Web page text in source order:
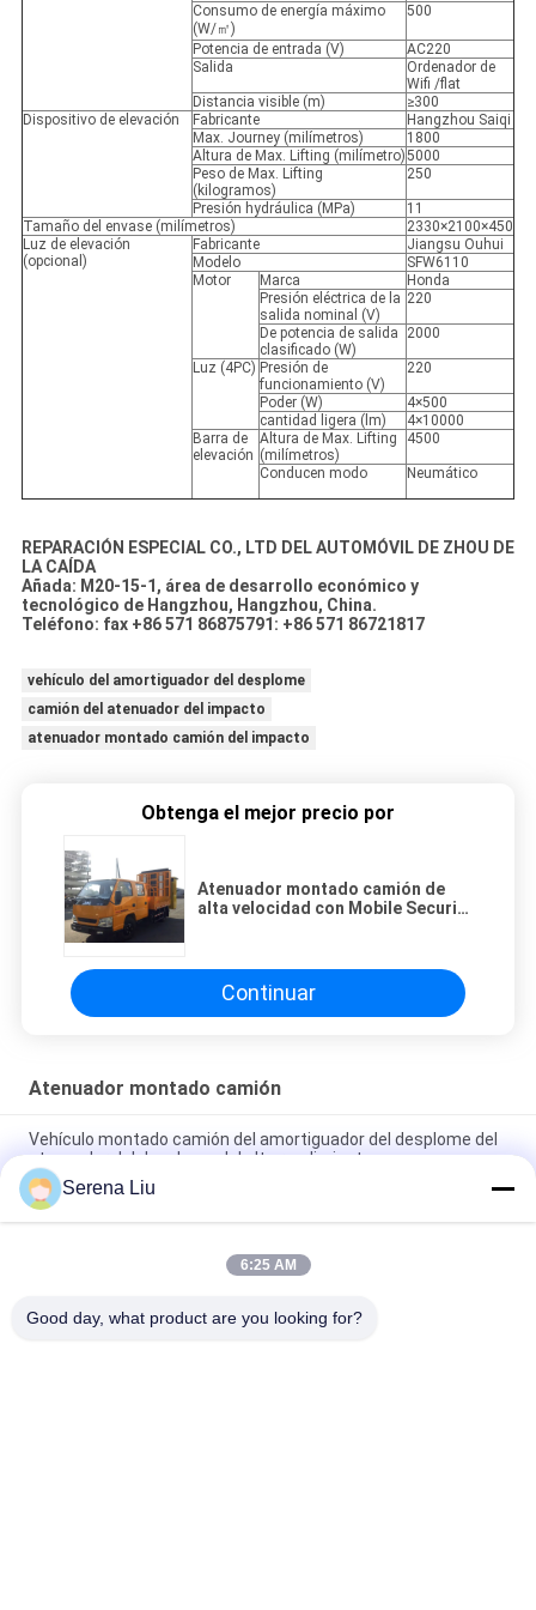
Consumo de energía máximo
(W/㎡)
500
Potencia de entrada (V)
AC220
Salida
Ordenador de
Wifi /flat
Distancia visible (m)
≥300
Dispositivo de elevación
Fabricante
Hangzhou Saiqi
Max. Journey (milímetros)
1800
Altura de Max. Lifting (milímetro)5000
Peso de Max. Lifting
(kilogramos)
250
Presión hydráulica (MPa)
11
Tamaño del envase (milímetros)
2330×2100×450
Luz de elevación
(opcional)
Fabricante
Jiangsu Ouhui
Modelo
SFW6110
Motor
Marca
Honda
Presión eléctrica de la
salida nominal (V)
220
De potencia de salida
clasificado (W)
2000
Luz (4PC) Presión de
funcionamiento (V)
220
Poder (W)
4×500
cantidad ligera (lm)
4×10000
Barra de
elevación
Altura de Max. Lifting
(milímetros)
4500
Conducen modo Neumático
REPARACIÓN ESPECIAL CO., LTD DEL AUTOMÓVIL DE ZHOU DE
LA CAÍDA
Añada: M20-15-1, área de desarrollo económico y
tecnológico de Hangzhou, Hangzhou, China.
Teléfono: fax +86 571 86875791: +86 571 86721817
vehículo del amortiguador del desplome
camión del atenuador del impacto
atenuador montado camión del impacto
Obtenga el mejor precio por
Atenuador montado camión de
alta velocidad con Mobile Security
Continuar
Atenuador montado camión
Vehículo montado camión del amortiguador del desplome del
atenuador del desplome del alto rendimiento
Motor montado camión FZ09QL00 del atenuador 4HK1-TC51
de la gestión de tránsito del atenuador
Atenuador montado camión HZZ5060TFZ de la construcción
Serena Liu
6:25 AM
Good day, what product are you looking for?